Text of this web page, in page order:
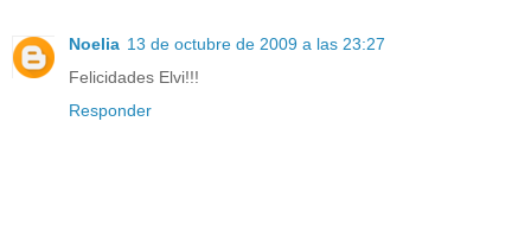
Noelia 13 de octubre de 2009 a las 23:27
Felicidades Elvi!!!
Responder